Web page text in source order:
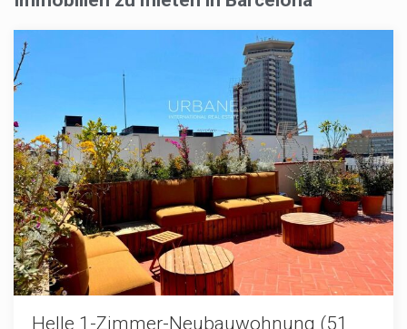
Helle 1-Zimmer-Neubauwohnung (51
Cookies ändern